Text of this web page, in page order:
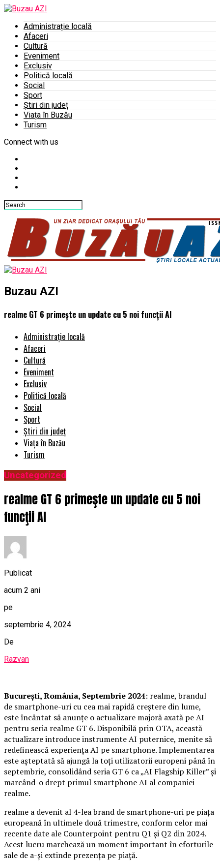
Administrație locală
Afaceri
Cultură
Eveniment
Exclusiv
Politică locală
Social
Sport
Știri din județ
Viața în Buzău
Turism
Connect with us
Buzau AZI
realme GT 6 primeşte un update cu 5 noi funcţii AI
Administrație locală
Afaceri
Cultură
Eveniment
Exclusiv
Politică locală
Social
Sport
Știri din județ
Viața în Buzău
Turism
Uncategorized
realme GT 6 primeşte un update cu 5 noi
funcţii AI
Publicat
acum 2 ani
pe
septembrie 4, 2024
De
Razvan
București, România, Septembrie 2024: realme, brandul
de smartphone-uri cu cea mai rapidă creștere din lume,
este încântat să anunțe o actualizare majoră axată pe AI
pentru seria realme GT 6. Disponibilă prin OTA, această
actualizare introduce instrumente AI puternice, menite să
redefinească experiența AI pe smartphone. Implementarea
este așteptată să ajungă la toți utilizatorii europeni până în
septembrie, consolidând seria GT 6 ca „AI Flagship Killer” și
marcând-o drept primul smartphone AI al companiei
realme.
realme a devenit al 4-lea brand de smartphone-uri pe piața
europeană în ultimele două trimestre, conform celor mai
recente date ale Counterpoint pentru Q1 și Q2 din 2024.
Acest lucru marchează un moment important în eforturile
sale de a-și extinde prezența pe piață.